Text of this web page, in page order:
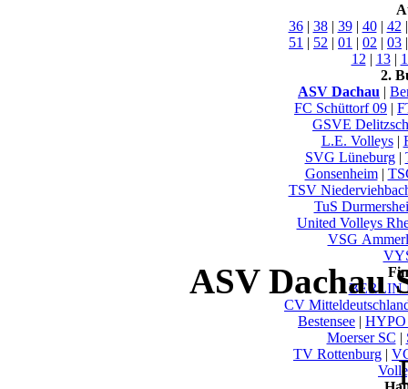
36| 38| 39| 40| 42
51 | 52 | 01 | 02 | 03
12 | 13|
2.
ASV Dachau |
FC Schüttorf 09 |
GSVE Delitzsch
L.E. Volleys|
SVG Lüneburg|
Gonsenheim|
TSV
TuS
United Volleys
VSG
BERLIN
CV
Bestensee | HYPO
Moerser SC |
TV Rottenburg |
ASV Dachau